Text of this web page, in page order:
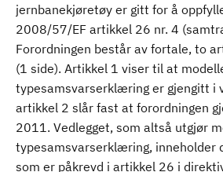
jernbanekjøretøy er gitt for å
2008/57/EF artikkel 26 nr. 4
Forordningen består av fortale, to
(1 side). Artikkel 1 viser til at
typesamsvarserklæring er gjengitt i
artikkel 2 slår fast at forordningen
2011. Vedlegget, som altså utgjør
typesamsvarserklæring, inneholder
som er påkrevd i artikkel 26 i